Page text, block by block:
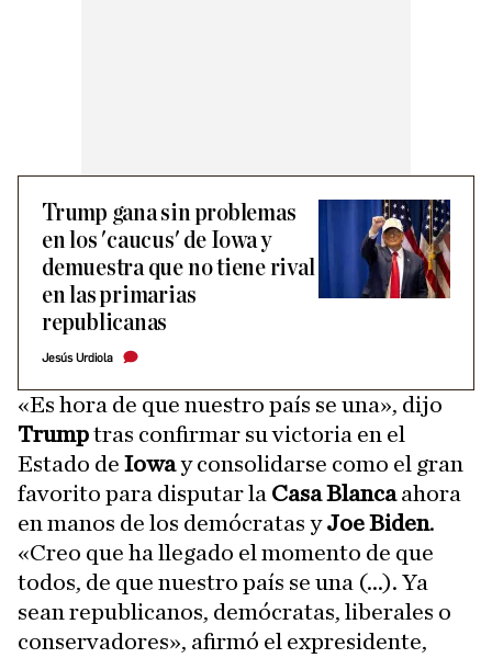
Trump gana sin problemas
en los 'caucus' de Iowa y
demuestra que no tiene rival
en las primarias
republicanas
Jesús Urdiola
«Es hora de que nuestro país se una», dijo
Trumptras confirmar su victoria en el
Estado de Ioway consolidarse como el gran
favorito para disputar la Casa Blancaahora
en manos de los demócratas yJoe Biden.
«Creo que ha llegado el momento de que
todos, de que nuestro país se una (...). Ya
sean republicanos, demócratas, liberales o
conservadores», afirmó el expresidente,